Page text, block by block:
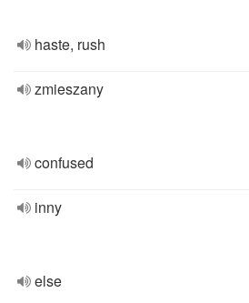
haste, rush
zmieszany
confused
inny
else